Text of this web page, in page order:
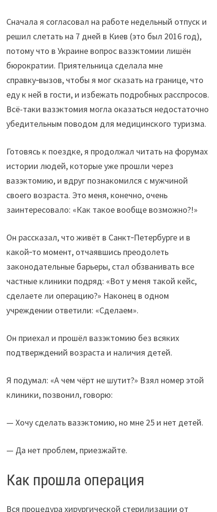
Сначала я согласовал на работе недельный отпуск и
решил слетать на 7 дней в Киев (это был 2016 год),
потому что в Украине вопрос вазэктомии лишён
бюрократии. Приятельница сделала мне
справку‑вызов, чтобы я мог сказать на границе, что
еду к ней в гости, и избежать подробных расспросов.
Всё-таки вазэктомия могла оказаться недостаточно
убедительным поводом для медицинского туризма.
Готовясь к поездке, я продолжал читать на форумах
истории людей, которые уже прошли через
вазэктомию, и вдруг познакомился с мужчиной
своего возраста. Это меня, конечно, очень
заинтересовало: «Как такое вообще возможно?!»
Он рассказал, что живёт в Санкт‑Петербурге и в
какой‑то момент, отчаявшись преодолеть
законодательные барьеры, стал обзванивать все
частные клиники подряд: «Вот у меня такой кейс,
сделаете ли операцию?» Наконец в одном
учреждении ответили: «Сделаем».
Он приехал и прошёл вазэктомию без всяких
подтверждений возраста и наличия детей.
Я подумал: «А чем чёрт не шутит?» Взял номер этой
клиники, позвонил, говорю:
— Хочу сделать вазэктомию, но мне 25 и нет детей.
— Да нет проблем, приезжайте.
Как прошла операция
Вся процедура хирургической стерилизации от